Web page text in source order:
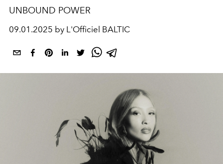
UNBOUND POWER
09.01.2025 by L'Officiel BALTIC